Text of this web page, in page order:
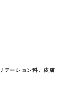
テーション科、皮膚